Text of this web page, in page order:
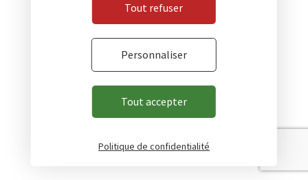
Tout accepter
Tout refuser
Personnaliser
Politique de confidentialité